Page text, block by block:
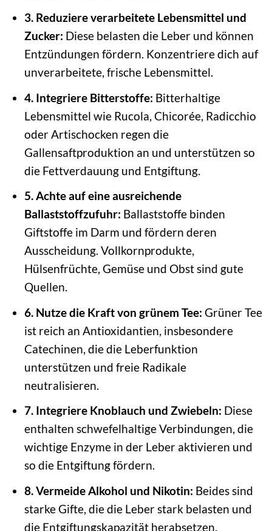
3. Reduziere verarbeitete Lebensmittel und
Zucker: Diese belasten die Leber und können
Entzündungen fördern. Konzentriere dich auf
unverarbeitete, frische Lebensmittel.
4. Integriere Bitterstoffe: Bitterhaltige
Lebensmittel wie Rucola, Chicorée, Radicchio
oder Artischocken regen die
Gallensaftproduktion an und unterstützen so
die Fettverdauung und Entgiftung.
5. Achte auf eine ausreichende
Ballaststoffzufuhr: Ballaststoffe binden
Giftstoffe im Darm und fördern deren
Ausscheidung. Vollkornprodukte,
Hülsenfrüchte, Gemüse und Obst sind gute
Quellen.
6. Nutze die Kraft von grünem Tee: Grüner Tee
ist reich an Antioxidantien, insbesondere
Catechinen, die die Leberfunktion
unterstützen und freie Radikale
neutralisieren.
7. Integriere Knoblauch und Zwiebeln: Diese
enthalten schwefelhaltige Verbindungen, die
wichtige Enzyme in der Leber aktivieren und
so die Entgiftung fördern.
8. Vermeide Alkohol und Nikotin: Beides sind
starke Gifte, die die Leber stark belasten und
die Entgiftungskapazität herabsetzen.